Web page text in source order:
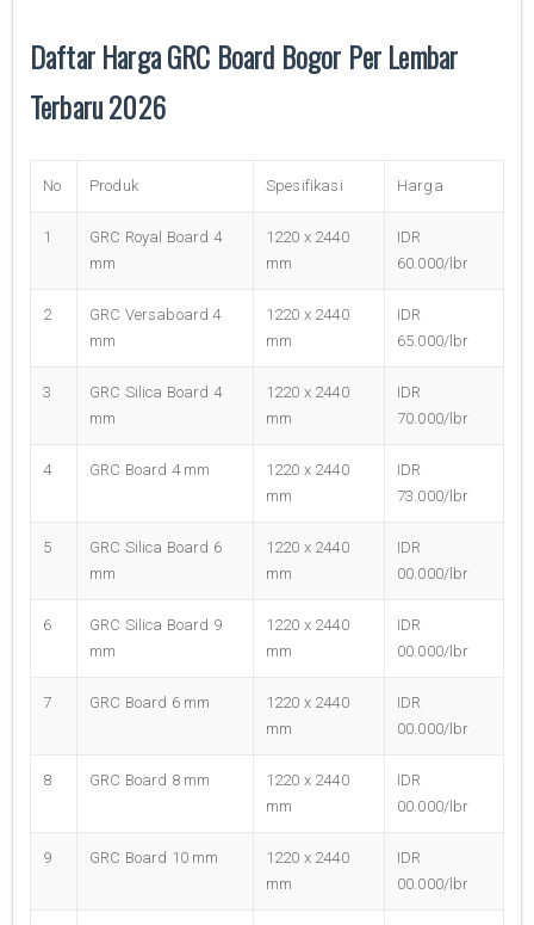
Daftar Harga GRC Board Bogor Per Lembar
Terbaru 2026
No Produk Spesifikasi Harga
1
GRC Royal Board 4
mm
1220 x 2440
mm
IDR
60.000/lbr
2
GRC Versaboard 4
mm
1220 x 2440
mm
IDR
65.000/lbr
3
GRC Silica Board 4
mm
1220 x 2440
mm
IDR
70.000/lbr
4 GRC Board 4 mm
1220 x 2440
mm
IDR
73.000/lbr
5
GRC Silica Board 6
mm
1220 x 2440
mm
IDR
00.000/lbr
6
GRC Silica Board 9
mm
1220 x 2440
mm
IDR
00.000/lbr
7 GRC Board 6 mm
1220 x 2440
mm
IDR
00.000/lbr
8 GRC Board 8 mm
1220 x 2440
mm
IDR
00.000/lbr
9 GRC Board 10 mm
1220 x 2440
mm
IDR
00.000/lbr